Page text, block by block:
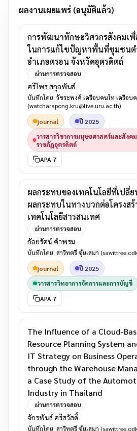
ผลงานเผยแพร่ (อนุมัติแล้ว)
การพัฒนาทักษะวิศวกรสังคมเ
ในการแก้ไขปัญหาพื้นที่ชุมชนต
อำเภอตรอน จังหวัดอุตรดิตถ์
ผ่านการตรวจสอบ
ศรีไพร สกุลพันธ์
บันทึกโดย: วัชระพงศ์ เครือบคนโท เครือบ
(watcharapong.kru@live.uru.ac.th)
journal
ปี 2025
วารสารวิชาการมนุษยศาสตร์และสังค
ราชภัฏอุตรดิตถ์
APA 7
ผลกระทบของเทคโนโลยีที่เปลี่
ผลกระทบในทางบวกต่อโครงส
เทคโนโลยีสารสนเทศ
ผ่านการตรวจสอบ
กัลยรัตน์ คำพรม
บันทึกโดย: สาวิทตรี ซุ้ยเสมา
journal
ปี 2025
วารสารวิทยาการจัดการและการบัญชี
APA 7
The Influence of a Cloud-
Resource Planning System
IT Strategy on Business
through the Warehouse
a Case Study of the
Industry in Thailand
ผ่านการตรวจสอบ
จักรพันธ์ ศรีสวัสดิ์
บันทึกโดย: สาวิทตรี ซุ้ยเสมา